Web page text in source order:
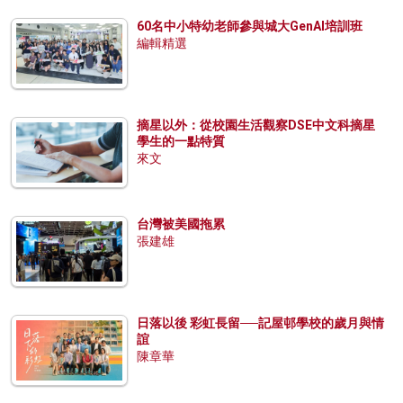
60名中小特幼老師參與城大GenAI培訓班
編輯精選
摘星以外：從校園生活觀察DSE中文科摘星
學生的一點特質
來文
台灣被美國拖累
張建雄
日落以後 彩虹長留──記屋邨學校的歲月與情
誼
陳章華